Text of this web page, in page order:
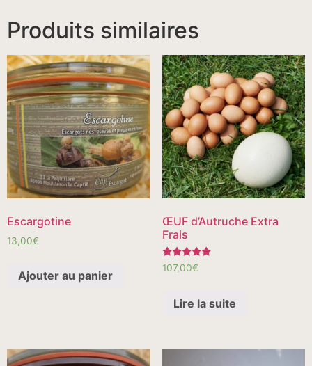
Produits similaires
Escargotine
13,00€
Ajouter au panier
ŒUF d’Autruche Extra
Frais
Note
5.00
107,00€
Lire la suite